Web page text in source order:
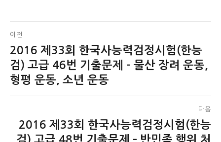
글
탐
색
이전
이
전
글:
2016 제33회 한국사능력검정시험(한능
검) 고급 46번 기출문제 – 물산 장려 운동,
형평 운동, 소년 운동
다음
2016 제33회 한국사능력검정시험(한능
검) 고급 48번 기출문제 – 반민족 행위 처